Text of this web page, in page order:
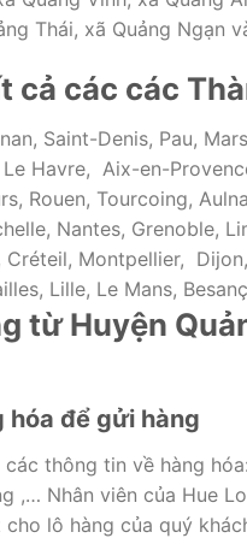
Thái, xã Quảng Ngạn
cả các các
Saint-Denis, Pau,
Havre, Aix-en-
Rouen, Tourcoing,
Nantes, Grenoble,
Créteil, Montpellier,
Lille, Le Mans,
từ Huyện
hóa để gửi hàng
thông tin về hàng
,… Nhân viên của Hue
lô hàng của quý